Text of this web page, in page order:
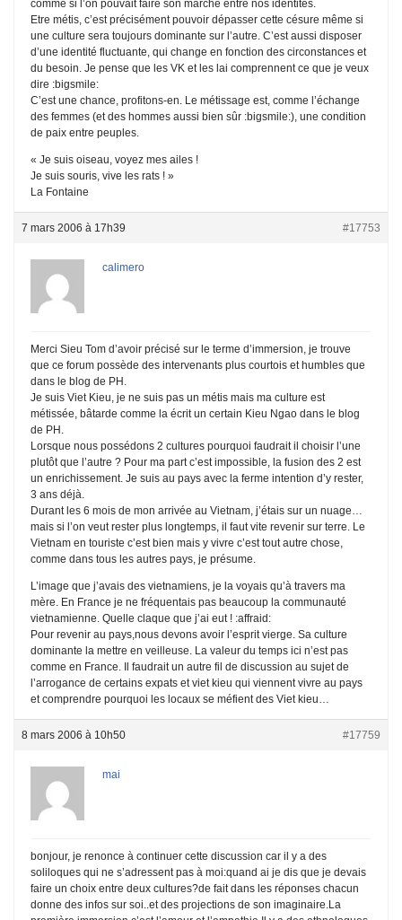
comme si l’on pouvait faire son marché entre nos identités.
Etre métis, c’est précisément pouvoir dépasser cette césure même si
une culture sera toujours dominante sur l’autre. C’est aussi disposer
d’une identité fluctuante, qui change en fonction des circonstances et
du besoin. Je pense que les VK et les lai comprennent ce que je veux
dire :bigsmile:
C’est une chance, profitons-en. Le métissage est, comme l’échange
des femmes (et des hommes aussi bien sûr :bigsmile:), une condition
de paix entre peuples.
« Je suis oiseau, voyez mes ailes !
Je suis souris, vive les rats ! »
La Fontaine
7 mars 2006 à 17h39 #17753
calimero
Merci Sieu Tom d’avoir précisé sur le terme d’immersion, je trouve
que ce forum possède des intervenants plus courtois et humbles que
dans le blog de PH.
Je suis Viet Kieu, je ne suis pas un métis mais ma culture est
métissée, bâtarde comme la écrit un certain Kieu Ngao dans le blog
de PH.
Lorsque nous possédons 2 cultures pourquoi faudrait il choisir l’une
plutôt que l’autre ? Pour ma part c’est impossible, la fusion des 2 est
un enrichissement. Je suis au pays avec la ferme intention d’y rester,
3 ans déjà.
Durant les 6 mois de mon arrivée au Vietnam, j’étais sur un nuage…
mais si l’on veut rester plus longtemps, il faut vite revenir sur terre. Le
Vietnam en touriste c’est bien mais y vivre c’est tout autre chose,
comme dans tous les autres pays, je présume.
L’image que j’avais des vietnamiens, je la voyais qu’à travers ma
mère. En France je ne fréquentais pas beaucoup la communauté
vietnamienne. Quelle claque que j’ai eut ! :affraid:
Pour revenir au pays,nous devons avoir l’esprit vierge. Sa culture
dominante la mettre en veilleuse. La valeur du temps ici n’est pas
comme en France. Il faudrait un autre fil de discussion au sujet de
l’arrogance de certains expats et viet kieu qui viennent vivre au pays
et comprendre pourquoi les locaux se méfient des Viet kieu…
8 mars 2006 à 10h50 #17759
mai
bonjour, je renonce à continuer cette discussion car il y a des
soliloques qui ne s’adressent pas à moi:quand ai je dis que je devais
faire un choix entre deux cultures?de fait dans les réponses chacun
donne des infos sur soi..et des projections de son imaginaire.La